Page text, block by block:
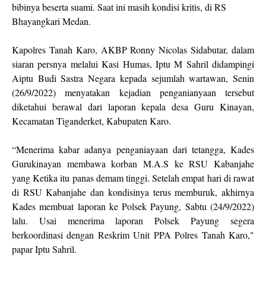
bibinya beserta suami. Saat ini masih kondisi kritis, di RS
Bhayangkari Medan.
Kapolres Tanah Karo, AKBP Ronny Nicolas Sidabutar, dalam
siaran persnya melalui Kasi Humas, Iptu M Sahril didampingi
Aiptu Budi Sastra Negara kepada sejumlah wartawan, Senin
(26/9/2022) menyatakan kejadian penganianyaan tersebut
diketahui berawal dari laporan kepala desa Guru Kinayan,
Kecamatan Tiganderket, Kabupaten Karo.
“Menerima kabar adanya penganiayaan dari tetangga, Kades
Gurukinayan membawa korban M.A.S ke RSU Kabanjahe
yang Ketika itu panas demam tinggi. Setelah empat hari di rawat
di RSU Kabanjahe dan kondisinya terus memburuk, akhirnya
Kades membuat laporan ke Polsek Payung, Sabtu (24/9/2022)
lalu. Usai menerima laporan Polsek Payung segera
berkoordinasi dengan Reskrim Unit PPA Polres Tanah Karo,"
papar Iptu Sahril.